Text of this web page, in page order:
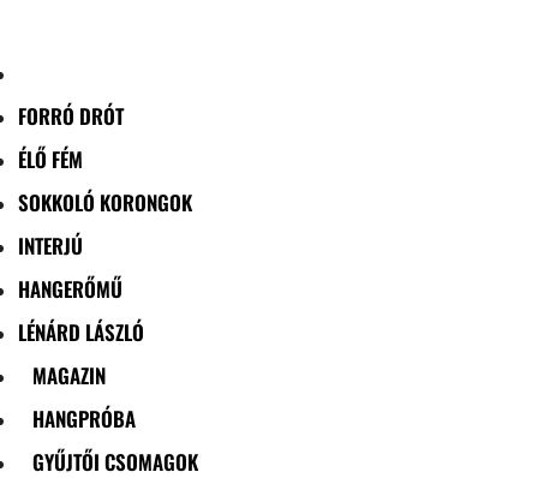
FORRÓ DRÓT
ÉLŐ FÉM
SOKKOLÓ KORONGOK
INTERJÚ
HANGERŐMŰ
LÉNÁRD LÁSZLÓ
MAGAZIN
HANGPRÓBA
GYŰJTŐI CSOMAGOK